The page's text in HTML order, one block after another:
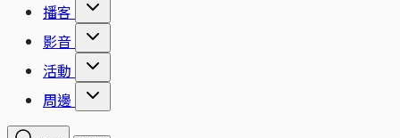
播客
影音
活動
周邊